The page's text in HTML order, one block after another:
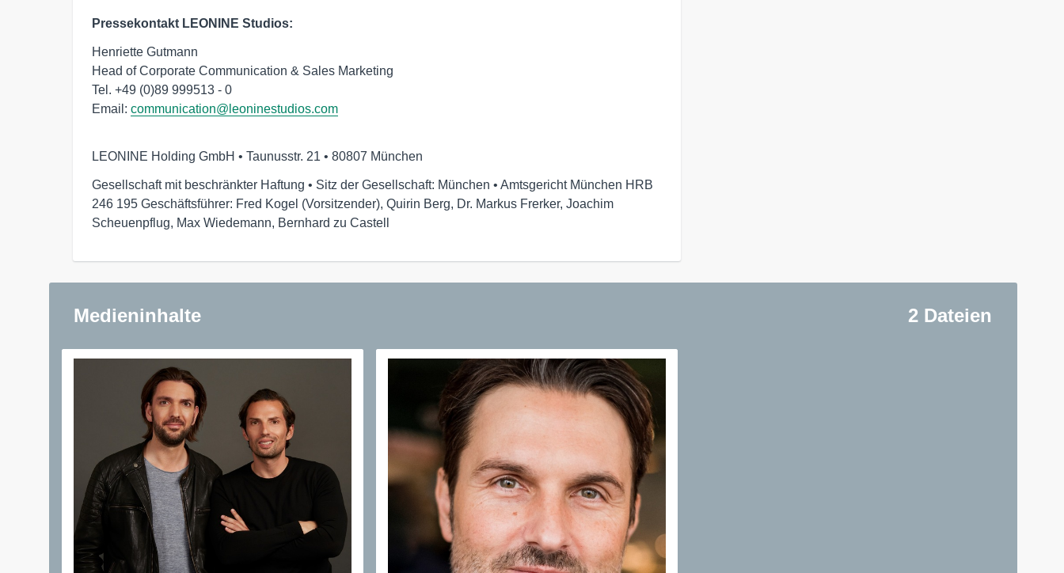
Pressekontakt LEONINE Studios:
Henriette Gutmann
Head of Corporate Communication & Sales Marketing
Tel. +49 (0)89 999513 - 0
Email: communication@leoninestudios.com
LEONINE Holding GmbH • Taunusstr. 21 • 80807 München
Gesellschaft mit beschränkter Haftung • Sitz der Gesellschaft: München • Amtsgericht München HRB
246 195 Geschäftsführer: Fred Kogel (Vorsitzender), Quirin Berg, Dr. Markus Frerker, Joachim
Scheuenpflug, Max Wiedemann, Bernhard zu Castell
Medieninhalte 2 Dateien